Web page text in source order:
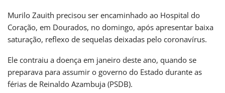
Murilo Zauith precisou ser encaminhado ao Hospital do
Coração, em Dourados, no domingo, após apresentar baixa
saturação, reflexo de sequelas deixadas pelo coronavírus.
Ele contraiu a doença em janeiro deste ano, quando se
preparava para assumir o governo do Estado durante as
férias de Reinaldo Azambuja (PSDB).